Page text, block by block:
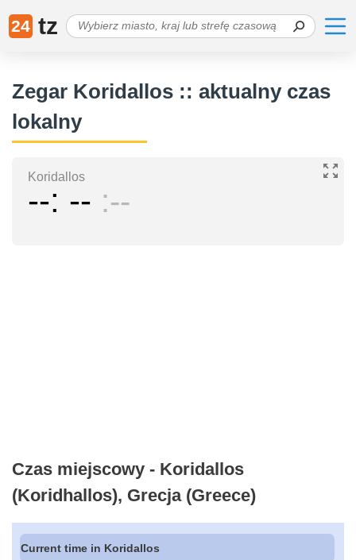
24 tz
Zegar Koridallos :: aktualny czas
lokalny
Koridallos
-- -- --
Czas miejscowy - Koridallos
(Koridhallos), Grecja (Greece)
Current time in Koridallos